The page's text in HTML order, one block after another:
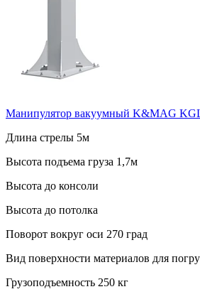
Манипулятор вакуумный K&MAG
Длина стрелы 5м
Высота подъема груза 1,7м
Высота до консоли
Высота до потолка
Поворот вокруг оси 270 град
Вид поверхности материалов для
Грузоподъемность 250 кг